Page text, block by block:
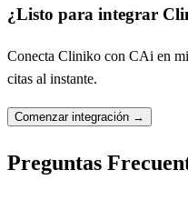
¿Listo para integrar
Conecta Cliniko con CAi en
citas al instante.
Comenzar integración →
Preguntas